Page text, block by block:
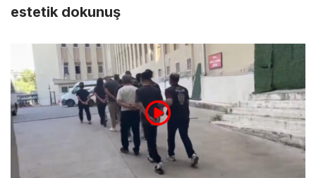
estetik dokunuş